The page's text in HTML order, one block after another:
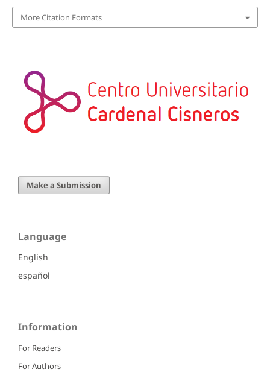
More Citation Formats
Make a Submission
Language
English
español
Information
For Readers
For Authors